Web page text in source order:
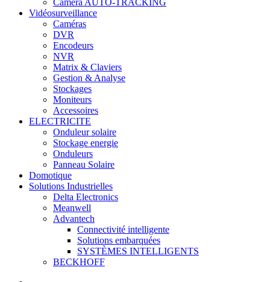
Caméra AUTO-TRACKING
Vidéosurveillance
Caméras
DVR
Encodeurs
NVR
Matrix & Claviers
Gestion & Analyse
Stockages
Moniteurs
Accessoires
ELECTRICITE
Onduleur solaire
Stockage energie
Onduleurs
Panneau Solaire
Domotique
Solutions Industrielles
Delta Electronics
Meanwell
Advantech
Connectivité intelligente
Solutions embarquées
SYSTÈMES INTELLIGENTS
BECKHOFF